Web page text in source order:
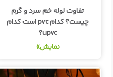
تفاوت لوله خم سرد و گرم
چیست؟ کدام pvc است کدام
upvc؟
نمایش»